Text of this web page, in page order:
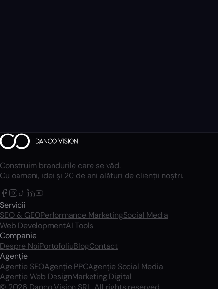
Construim brandurile care se văd.
Cu oameni, idei și 20 de ani alături de clienții noștri.
Servicii
SEO & GEOPerformance MarketingSocial Media
Web DevelopmentAI Tools
Companie
Despre NoiPortofoliuBlogContact
Agenție
Agenție SEOAgenție PPCAgenție Social Media
Agenție Web DesignMarketing Digital
© 2026 Danco Vision SRL. All rights reserved.